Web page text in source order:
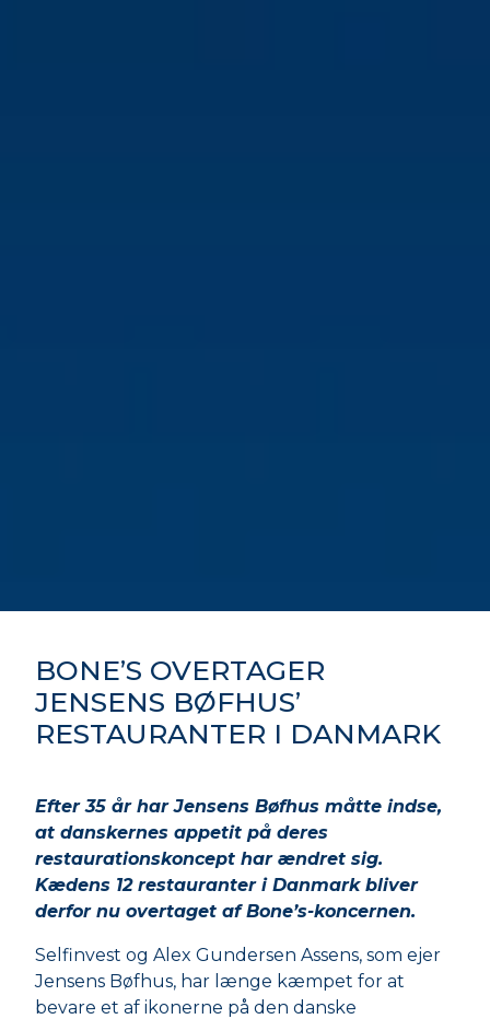
BONE’S OVERTAGER
JENSENS BØFHUS’
RESTAURANTER I DANMARK
Efter 35 år har Jensens Bøfhus måtte indse,
at danskernes appetit på deres
restaurationskoncept har ændret sig.
Kædens 12 restauranter i Danmark bliver
derfor nu overtaget af Bone’s-koncernen.
Selfinvest og Alex Gundersen Assens, som ejer
Jensens Bøfhus, har længe kæmpet for at
bevare et af ikonerne på den danske